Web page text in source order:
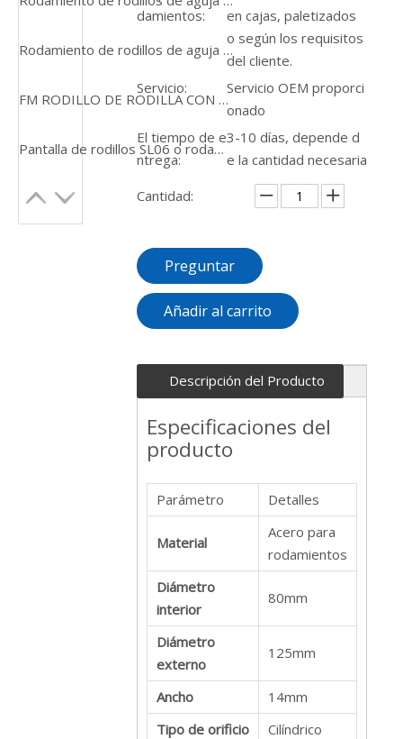
Rodamiento de rodillos de aguja del fabricante de los conjuntos de jaula YJJ015 K12*15*8
FM RODILLO DE RODILLA CON CONPACIA PARA CAMIÓN O AUTO CAR URB URB RODAMIENTO DE ROLERA SPHERICAL 22220EK 22226
Pantalla de rodillos SL06 o rodamiento de bolas autoalineador de bomba sumergida
damientos:
en cajas, paletizados
o según los requisitos
del cliente.
Servicio:
Servicio OEM proporci
onado
El tiempo de e
ntrega:
3-10 días, depende d
e la cantidad necesaria
Cantidad:
Preguntar
Añadir al carrito
Descripción del Producto
Especificaciones del
producto
Parámetro Detalles
Material
Acero para
rodamientos
Diámetro
interior
80mm
Diámetro
externo
125mm
Ancho
14mm
Tipo de orificio
Cilíndrico